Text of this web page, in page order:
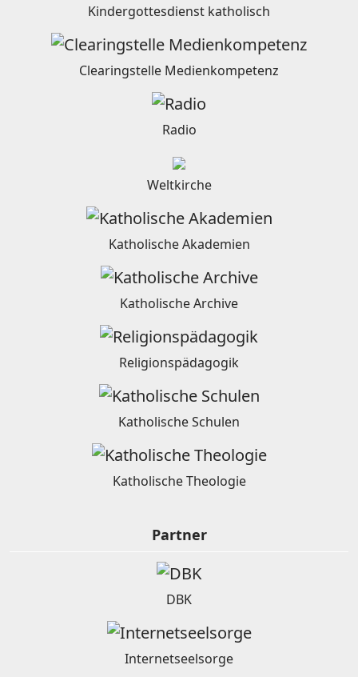
Kindergottesdienst katholisch
Clearingstelle Medienkompetenz
Radio
Weltkirche
Katholische Akademien
Katholische Archive
Religionspädagogik
Katholische Schulen
Katholische Theologie
Partner
DBK
Internetseelsorge